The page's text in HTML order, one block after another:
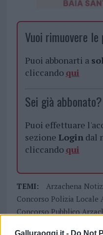
Galluraoggi.it - Do Not
Vuoi rimuovere
Puoi abbonarti a
cliccando qui
Sei già abbonato?
Puoi effettuare
sezione Logindal
cliccando qui
TEMI:
Arzachena
Concorso Polizia Locale
Concorso Pubblico